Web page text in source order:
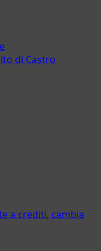
di Castro
a crediti, cambia